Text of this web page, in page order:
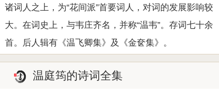
诸词人之上，为“花间派”首要词人，对词的发展影响较
大。在词史上，与韦庄齐名，并称“温韦”。存词七十余
首。后人辑有《温飞卿集》及《金奁集》。
温庭筠的诗词全集